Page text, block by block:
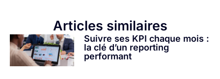
Articles similaires
Suivre ses KPI chaque mois :
la clé d’un reporting
performant